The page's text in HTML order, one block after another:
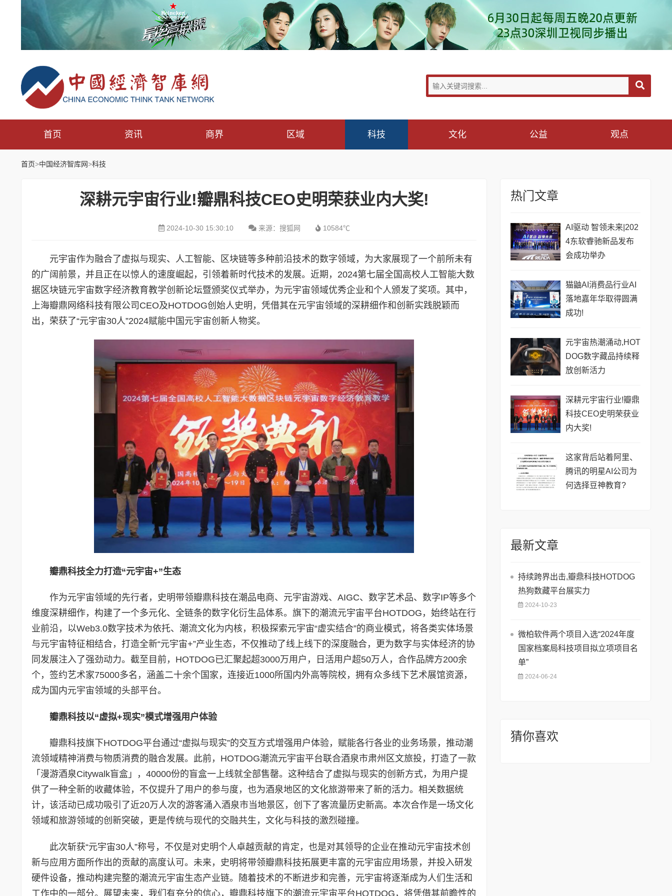
首页 资讯 商界 区域 科技 文化 公益 观点
首页>中国经济智库网>科技
深耕元宇宙行业!瓣鼎科技CEO史明荣获业内大奖!
2024-10-30 15:30:10 来源：搜狐网 10584℃
元宇宙作为融合了虚拟与现实、人工智能、区块链等多种前沿技术的数字领域，为大家展现了一个前所未有
的广阔前景，并且正在以惊人的速度崛起，引领着新时代技术的发展。近期，2024第七届全国高校人工智能大数
据区块链元宇宙数字经济教育教学创新论坛暨颁奖仪式举办，为元宇宙领域优秀企业和个人颁发了奖项。其中，
上海瓣鼎网络科技有限公司CEO及HOTDOG创始人史明，凭借其在元宇宙领域的深耕细作和创新实践脱颖而
出，荣获了“元宇宙30人”2024赋能中国元宇宙创新人物奖。
瓣鼎科技全力打造“元宇宙+”生态
作为元宇宙领域的先行者，史明带领瓣鼎科技在潮品电商、元宇宙游戏、AIGC、数字艺术品、数字IP等多个
维度深耕细作，构建了一个多元化、全链条的数字化衍生品体系。旗下的潮流元宇宙平台HOTDOG，始终站在行
业前沿，以Web3.0数字技术为依托、潮流文化为内核，积极探索元宇宙“虚实结合”的商业模式，将各类实体场景
与元宇宙特征相结合，打造全新“元宇宙+”产业生态，不仅推动了线上线下的深度融合，更为数字与实体经济的协
同发展注入了强劲动力。截至目前，HOTDOG已汇聚起超3000万用户，日活用户超50万人，合作品牌方200余
个，签约艺术家75000多名，涵盖二十余个国家，连接近1000所国内外高等院校，拥有众多线下艺术展馆资源，
成为国内元宇宙领域的头部平台。
瓣鼎科技以“虚拟+现实”模式增强用户体验
瓣鼎科技旗下HOTDOG平台通过“虚拟与现实”的交互方式增强用户体验，赋能各行各业的业务场景，推动潮
流领域精神消费与物质消费的融合发展。此前，HOTDOG潮流元宇宙平台联合酒泉市肃州区文旅投，打造了一款
「漫游酒泉Citywalk盲盒」，40000份的盲盒一上线就全部售罄。这种结合了虚拟与现实的创新方式，为用户提
供了一种全新的收藏体验，不仅提升了用户的参与度，也为酒泉地区的文化旅游带来了新的活力。相关数据统
计，该活动已成功吸引了近20万人次的游客涌入酒泉市当地景区，创下了客流量历史新高。本次合作是一场文化
领域和旅游领域的创新突破，更是传统与现代的交融共生，文化与科技的激烈碰撞。
此次斩获“元宇宙30人”称号，不仅是对史明个人卓越贡献的肯定，也是对其领导的企业在推动元宇宙技术创
新与应用方面所作出的贡献的高度认可。未来，史明将带领瓣鼎科技拓展更丰富的元宇宙应用场景，并投入研发
硬件设备，推动构建完整的潮流元宇宙生态产业链。随着技术的不断进步和完善，元宇宙将逐渐成为人们生活和
工作中的一部分。展望未来，我们有充分的信心，瓣鼎科技旗下的潮流元宇宙平台HOTDOG，将凭借其前瞻性的
热门文章
AI驱动 智领未来|202
4东软睿驰新品发布
会成功举办
猫鼬AI消费品行业AI
落地嘉年华取得圆满
成功!
元宇宙热潮涌动,HOT
DOG数字藏品持续释
放创新活力
深耕元宇宙行业!瓣鼎
科技CEO史明荣获业
内大奖!
这家背后站着阿里、
腾讯的明星AI公司为
何选择豆神教育?
最新文章
持续跨界出击,瓣鼎科技HOTDOG
热狗数藏平台展实力
2024-10-23
微柏软件两个项目入选“2024年度
国家档案局科技项目拟立项项目名
单”
2024-06-24
猜你喜欢